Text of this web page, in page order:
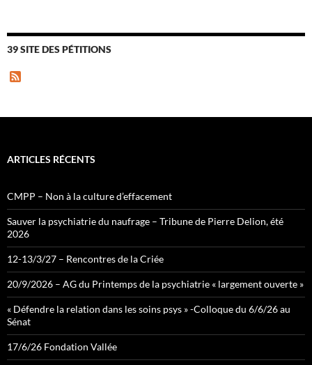
39 SITE DES PÉTITIONS
ARTICLES RÉCENTS
CMPP – Non à la culture d’effacement
Sauver la psychiatrie du naufrage – Tribune de Pierre Delion, été
2026
12-13/3/27 – Rencontres de la Criée
20/9/2026 – AG du Printemps de la psychiatrie « largement ouverte »
« Défendre la relation dans les soins psys » -Colloque du 6/6/26 au
Sénat
17/6/26 Fondation Vallée